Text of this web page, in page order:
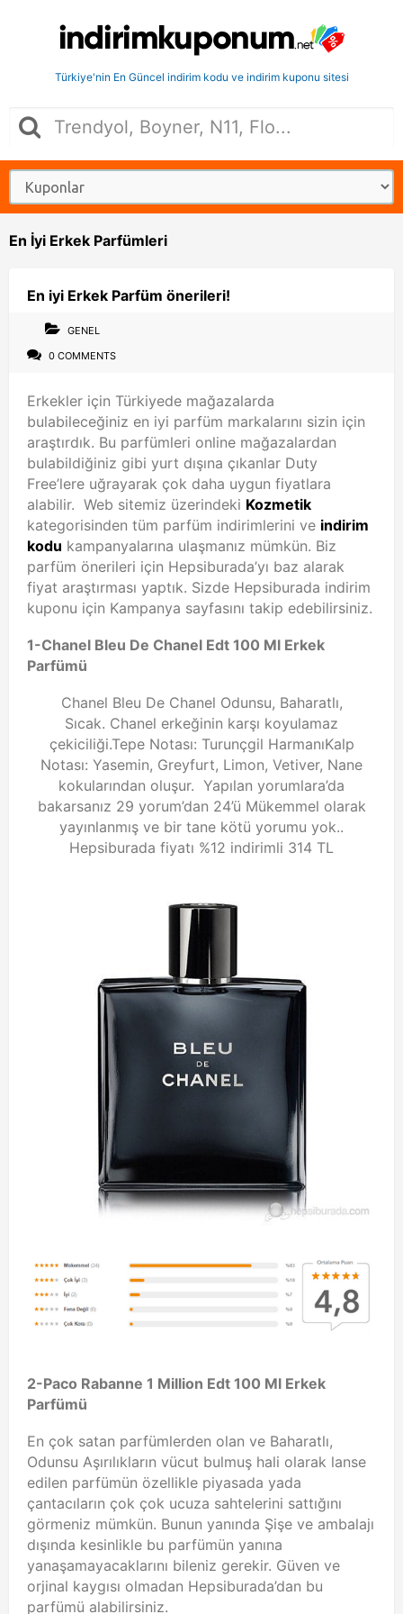
Türkiye'nin En Güncel indirim kodu ve indirim kuponu sitesi
En İyi Erkek Parfümleri
En iyi Erkek Parfüm önerileri!
GENEL
0 COMMENTS
Erkekler için Türkiyede mağazalarda
bulabileceğiniz en iyi parfüm markalarını sizin için
araştırdık. Bu parfümleri online mağazalardan
bulabildiğiniz gibi yurt dışına çıkanlar Duty
Free’lere uğrayarak çok daha uygun fiyatlara
alabilir. Web sitemiz üzerindeki Kozmetik
kategorisinden tüm parfüm indirimlerini ve indirim
kodu kampanyalarına ulaşmanız mümkün. Biz
parfüm önerileri için Hepsiburada’yı baz alarak
fiyat araştırması yaptık. Sizde Hepsiburada indirim
kuponu için Kampanya sayfasını takip edebilirsiniz.
1-Chanel Bleu De Chanel Edt 100 Ml Erkek
Parfümü
Chanel Bleu De Chanel Odunsu, Baharatlı,
Sıcak. Chanel erkeğinin karşı koyulamaz
çekiciliği.Tepe Notası: Turunçgil HarmanıKalp
Notası: Yasemin, Greyfurt, Limon, Vetiver, Nane
kokularından oluşur. Yapılan yorumlara’da
bakarsanız 29 yorum’dan 24’ü Mükemmel olarak
yayınlanmış ve bir tane kötü yorumu yok..
Hepsiburada fiyatı %12 indirimli 314 TL
2-Paco Rabanne 1 Million Edt 100 Ml Erkek
Parfümü
En çok satan parfümlerden olan ve Baharatlı,
Odunsu Aşırılıkların vücut bulmuş hali olarak lanse
edilen parfümün özellikle piyasada yada
çantacıların çok çok ucuza sahtelerini sattığını
görmeniz mümkün. Bunun yanında Şişe ve ambalajı
dışında kesinlikle bu parfümün yanına
yanaşamayacaklarını bileniz gerekir. Güven ve
orjinal kaygısı olmadan Hepsiburada’dan bu
parfümü alabilirsiniz.